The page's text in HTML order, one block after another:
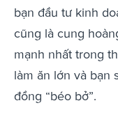
bạn đầu tư kinh
cũng là cung
mạnh nhất trong
làm ăn lớn và bạn
đồng “béo bở”.